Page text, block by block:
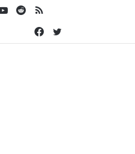
RSS
Reddit
YouTube
Twitter
Facebook